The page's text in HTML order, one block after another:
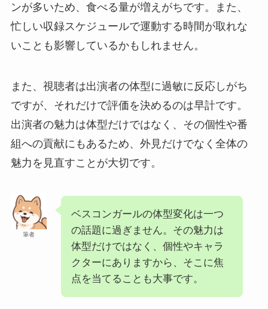
ンが多いため、食べる量が増えがちです。また、
忙しい収録スケジュールで運動する時間が取れな
いことも影響しているかもしれません。
また、視聴者は出演者の体型に過敏に反応しがち
ですが、それだけで評価を決めるのは早計です。
出演者の魅力は体型だけではなく、その個性や番
組への貢献にもあるため、外見だけでなく全体の
魅力を見直すことが大切です。
筆者
ベスコンガールの体型変化は一つ
の話題に過ぎません。その魅力は
体型だけではなく、個性やキャラ
クターにありますから、そこに焦
点を当てることも大事です。